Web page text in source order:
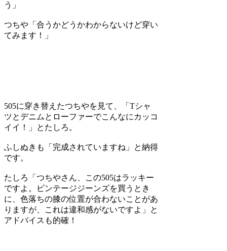
う」
つちや 「合うかどうかわからないけど穿い
てみます！」
505に穿き替えたつちやを見て、「Tシャ
ツとデニムとローファーでこんなにカッコ
イイ！」とたしろ。
ふしぬき も「完成されていますね」と納得
です。
たしろ
「つちやさん、この505はラッキー
ですよ。ビンテージジーンズを買うとき
に、色落ちの膝の位置が合わないことがあ
りますが、これは違和感がないですよ」と
アドバイスも的確！